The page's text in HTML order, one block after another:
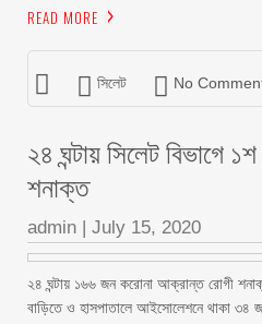
READ MORE
সিলেট No
২৪ ঘন্টায় সিলেট বিভাগে
শনাক্ত
admin | July 15, 2020
২৪ ঘন্টায় ১৬৬ জন করোনা আক্রান্ত রোগী
বাড়িতে ও হাসপাতালে আইসোলেশনে থাকা